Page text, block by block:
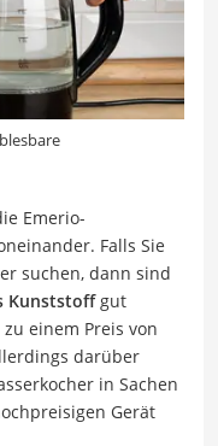
Emerio-
Falls Sie
suchen, dann sind
Kunststoffgut
einem Preis von
darüber
in Sachen
Gerät